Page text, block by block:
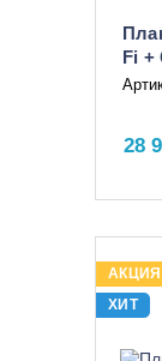
Fi +
28
АКЦИЯ
ХИТ